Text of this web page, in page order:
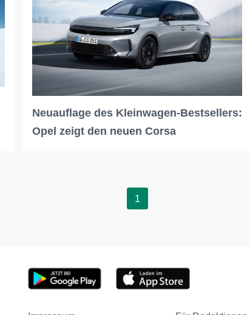
Neuauflage des Kleinwagen-Bestsellers:
Opel zeigt den neuen Corsa
1